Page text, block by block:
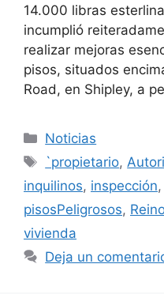
14.000 libras
incumplió
realizar mejoras
pisos, situados
Road, en Shipley, a
Categorías
Noticias
Etiquetas
`propietario,
inquilinos, inspección,
pisosPeligrosos,
vivienda
Deja un